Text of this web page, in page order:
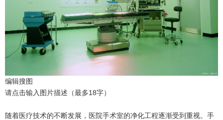
编辑搜图
请点击输入图片描述（最多18字）
随着医疗技术的不断发展，医院手术室的净化工程逐渐受到重视。手